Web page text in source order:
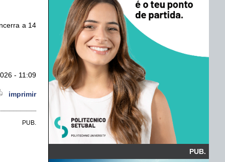
a 14
- 11:09
imprimir
PUB.
PUB.